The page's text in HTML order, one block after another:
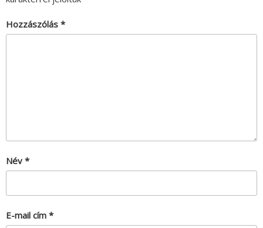
Hozzászólás *
Név *
E-mail cím *